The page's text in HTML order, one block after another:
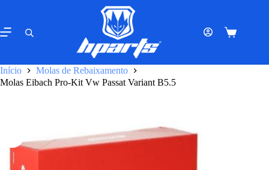
o
conteúdo
Carrinho
Início
Molas de Rebaixamento
Molas Eibach Pro-Kit Vw Passat Variant B5.5